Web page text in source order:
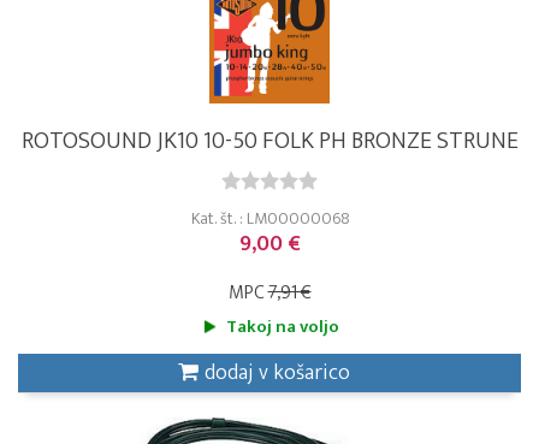
ROTOSOUND JK10 10-50 FOLK PH BRONZE STRUNE
Kat. št. : LM00000068
9,00 €
MPC7,91 €
Takoj na voljo
dodaj v košarico